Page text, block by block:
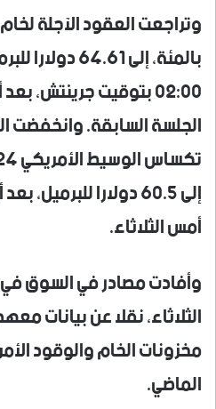
بالمئة، إلى
الجلسة السابقة. وانخفضت
أمس الثلاثاء.
وأفادت مصادر في السوق
الثلاثاء، نقلا عن بيانات
مخزونات الخام والوقود
الماضي.